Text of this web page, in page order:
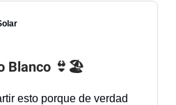
Blanco 👙🏖️
esto porque de verdad